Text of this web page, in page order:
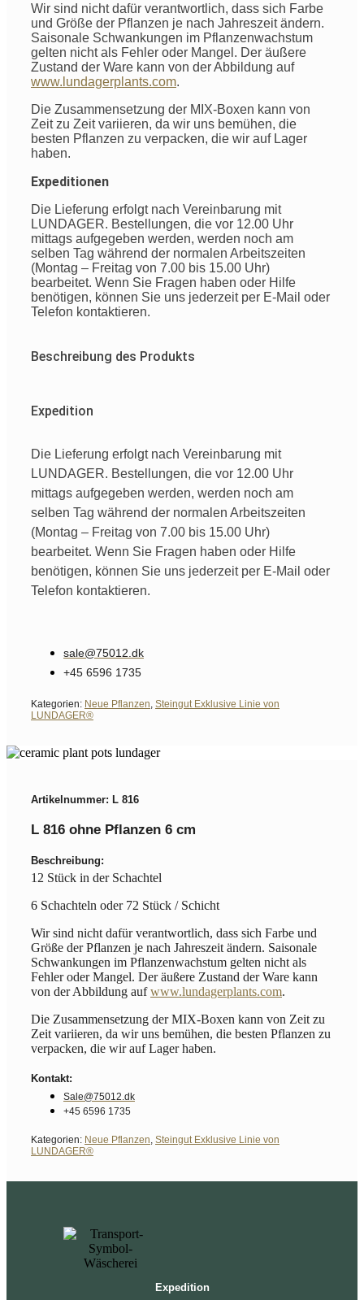
Wir sind nicht dafür verantwortlich, dass sich Farbe
und Größe der Pflanzen je nach Jahreszeit ändern.
Saisonale Schwankungen im Pflanzenwachstum
gelten nicht als Fehler oder Mangel. Der äußere
Zustand der Ware kann von der Abbildung auf
www.lundagerplants.com.
Die Zusammensetzung der MIX-Boxen kann von
Zeit zu Zeit variieren, da wir uns bemühen, die
besten Pflanzen zu verpacken, die wir auf Lager
haben.
Expeditionen
Die Lieferung erfolgt nach Vereinbarung mit
LUNDAGER. Bestellungen, die vor 12.00 Uhr
mittags aufgegeben werden, werden noch am
selben Tag während der normalen Arbeitszeiten
(Montag – Freitag von 7.00 bis 15.00 Uhr)
bearbeitet. Wenn Sie Fragen haben oder Hilfe
benötigen, können Sie uns jederzeit per E-Mail oder
Telefon kontaktieren.
Beschreibung des Produkts
Expedition
Die Lieferung erfolgt nach Vereinbarung mit
LUNDAGER. Bestellungen, die vor 12.00 Uhr
mittags aufgegeben werden, werden noch am
selben Tag während der normalen Arbeitszeiten
(Montag – Freitag von 7.00 bis 15.00 Uhr)
bearbeitet. Wenn Sie Fragen haben oder Hilfe
benötigen, können Sie uns jederzeit per E-Mail oder
Telefon kontaktieren.
sale@75012.dk
+45 6596 1735
Kategorien: Neue Pflanzen Steingut Exklusive Linie von
LUNDAGER®
Artikelnummer: L 816
L 816 ohne Pflanzen 6 cm
Beschreibung:
12 Stück in der Schachtel
6 Schachteln oder 72 Stück / Schicht
Wir sind nicht dafür verantwortlich, dass sich Farbe und
Größe der Pflanzen je nach Jahreszeit ändern. Saisonale
Schwankungen im Pflanzenwachstum gelten nicht als
Fehler oder Mangel. Der äußere Zustand der Ware kann
von der Abbildung aufwww.lundagerplants.com.
Die Zusammensetzung der MIX-Boxen kann von Zeit zu
Zeit variieren, da wir uns bemühen, die besten Pflanzen zu
verpacken, die wir auf Lager haben.
Kontakt:
Sale@75012.dk
+45 6596 1735
Kategorien: Neue Pflanzen Steingut Exklusive Linie von
LUNDAGER®
Expedition